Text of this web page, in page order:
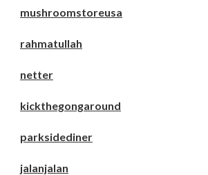
mushroomstoreusa
rahmatullah
netter
kickthegongaround
parksidediner
jalanjalan